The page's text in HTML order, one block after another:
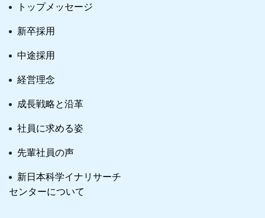
トップメッセージ
新卒採用
中途採用
経営理念
成長戦略と沿革
社員に求める姿
先輩社員の声
新日本科学イナリサーチ
センターについて